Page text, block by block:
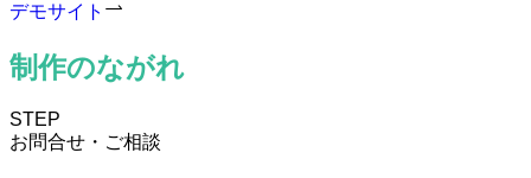
デモサイト
制作のながれ
STEP
お問合せ・ご相談